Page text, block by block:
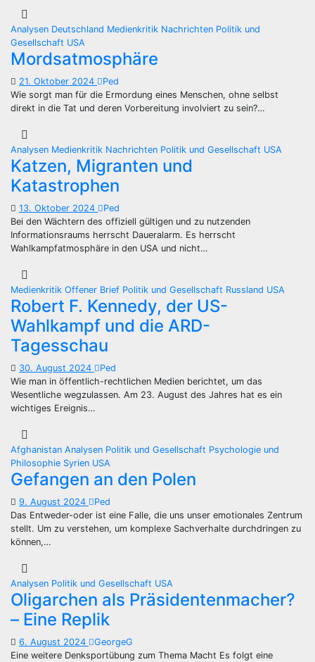
Analysen Deutschland Medienkritik Nachrichten Politik und
Gesellschaft USA
Mordsatmosphäre
21. Oktober 2024
Ped
Wie sorgt man für die Ermordung eines Menschen, ohne selbst
direkt in die Tat und deren Vorbereitung involviert zu sein?…
Analysen Medienkritik Nachrichten Politik und Gesellschaft USA
Katzen, Migranten und
Katastrophen
13. Oktober 2024
Ped
Bei den Wächtern des offiziell gültigen und zu nutzenden
Informationsraums herrscht Daueralarm. Es herrscht
Wahlkampfatmosphäre in den USA und nicht…
Medienkritik Offener Brief Politik und Gesellschaft Russland USA
Robert F. Kennedy, der US-
Wahlkampf und die ARD-
Tagesschau
30. August 2024
Ped
Wie man in öffentlich-rechtlichen Medien berichtet, um das
Wesentliche wegzulassen. Am 23. August des Jahres hat es ein
wichtiges Ereignis…
Afghanistan Analysen Politik und Gesellschaft Psychologie und
Philosophie Syrien USA
Gefangen an den Polen
9. August 2024
Ped
Das Entweder-oder ist eine Falle, die uns unser emotionales Zentrum
stellt. Um zu verstehen, um komplexe Sachverhalte durchdringen zu
können,…
Analysen Politik und Gesellschaft USA
Oligarchen als Präsidentenmacher?
– Eine Replik
6. August 2024
GeorgeG
Eine weitere Denksportübung zum Thema Macht Es folgt eine